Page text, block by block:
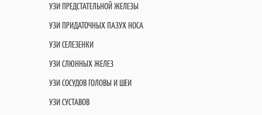
УЗИ ПРЕДСТАТЕЛЬНОЙ ЖЕЛЕЗЫ
УЗИ ПРИДАТОЧНЫХ ПАЗУХ НОСА
УЗИ СЕЛЕЗЕНКИ
УЗИ СЛЮННЫХ ЖЕЛЕЗ
УЗИ СОСУДОВ ГОЛОВЫ И ШЕИ
УЗИ СУСТАВОВ